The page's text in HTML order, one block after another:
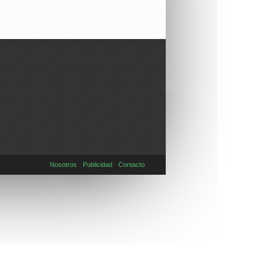
Nosotros Publicidad Contacto